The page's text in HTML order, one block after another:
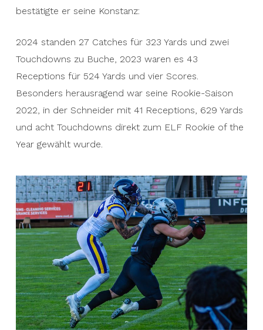
bestätigte er seine Konstanz:
2024 standen 27 Catches für 323 Yards und zwei
Touchdowns zu Buche, 2023 waren es 43
Receptions für 524 Yards und vier Scores.
Besonders herausragend war seine Rookie-Saison
2022, in der Schneider mit 41 Receptions, 629 Yards
und acht Touchdowns direkt zum ELF Rookie of the
Year gewählt wurde.